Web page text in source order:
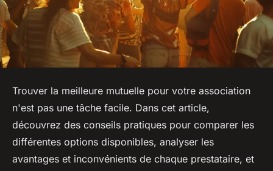
Trouver la meilleure mutuelle pour votre association
n'est pas une tâche facile. Dans cet article,
découvrez des conseils pratiques pour comparer les
différentes options disponibles, analyser les
avantages et inconvénients de chaque prestataire, et